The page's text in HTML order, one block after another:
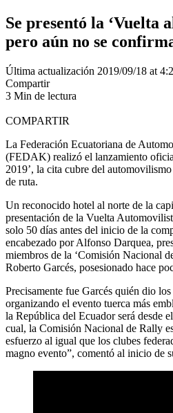
Se presentó la ‘Vuelta
pero aún no se
Última actualización 2019/09/18 at
Compartir
3 Min de lectura
COMPARTIR
La Federación Ecuatoriana de
(FEDAK) realizó el lanzamiento
2019’, la cita cubre del
de ruta.
Un reconocido hotel al norte de la
presentación de la Vuelta
solo 50 días antes del inicio de la
encabezado por Alfonso Darquea,
miembros de la ‘Comisión Nacional
Roberto Garcés, posesionado hace
Precisamente fue Garcés quién dio
organizando el evento tuerca más
la República del Ecuador será desde
cual, la Comisión Nacional de Rally
esfuerzo al igual que los clubes
magno evento”, comentó al inicio de